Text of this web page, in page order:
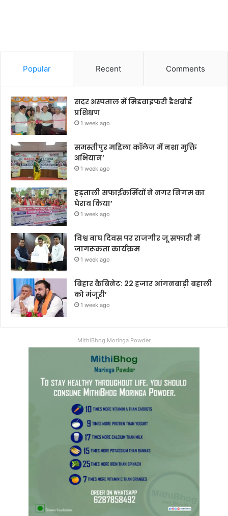
Popular Recent Comments
सदर अस्पताल में मिडवाइफरी डैशबोर्ड
प्रशिक्षण
1 week ago
समस्तीपुर महिला कॉलेज में नशा मुक्ति
अभियान’
1 week ago
हड़ताली सफाईकर्मियों ने नगर निगम का
घेराव किया’
1 week ago
विश्व बाघ दिवस पर राजगीर जू सफारी में
जागरूकता कार्यक्रम
1 week ago
बिहार कैबिनेट: 22 हजार आंगनबाड़ी बहाली
को मंजूरी’
1 week ago
MithiBhog Moringa Powder